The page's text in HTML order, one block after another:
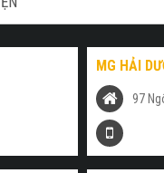
MG HẢI
97